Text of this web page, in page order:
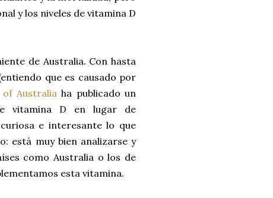
y los niveles de vitamina D
de Australia. Con hasta
que es causado por
of Australia ha publicado un
vitamina D en lugar de
e interesante lo que
está muy bien analizarse y
como Australia o los de
esta vitamina.